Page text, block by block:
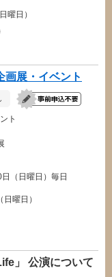
曜日）
展・イベント
ト
（日曜日）毎日
曜日）
」 公演について